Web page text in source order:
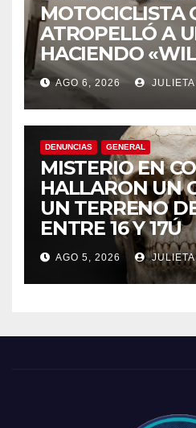
MOTOCICLISTA
ATROPELLÓ A
HACIENDO
AGO 6, 2026
DENUNCIAS GENERAL
MISTERIO EN
HALLARON UN
UN TERRENO
ENTRE 16 Y 17Ú
AGO 5, 2026 JULIETA